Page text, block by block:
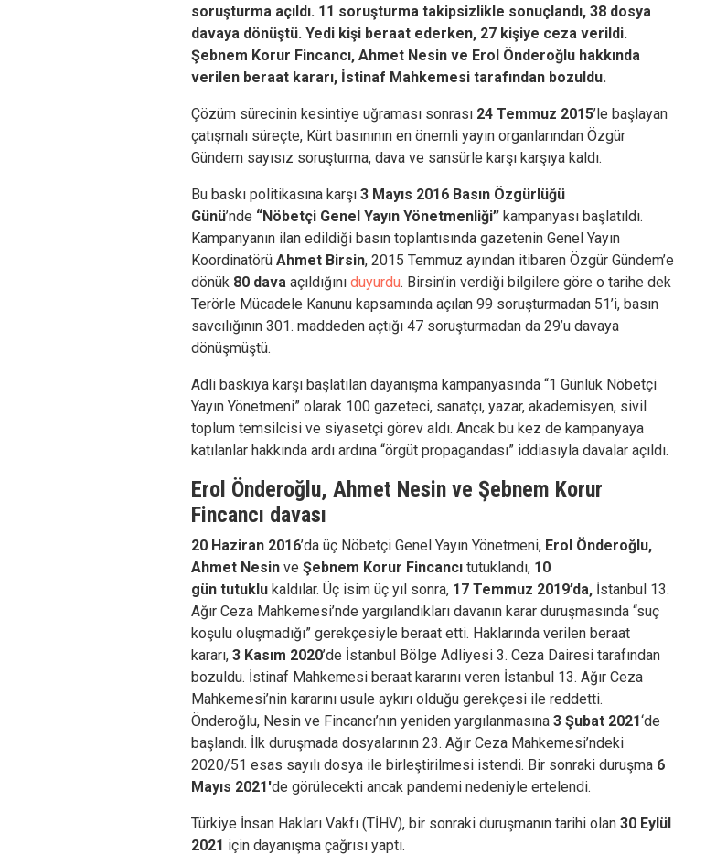
soruşturma açıldı. 11 soruşturma takipsizlikle sonuçlandı, 38 dosya
davaya dönüştü. Yedi kişi beraat ederken, 27 kişiye ceza verildi.
Şebnem Korur Fincancı, Ahmet Nesin ve Erol Önderoğlu hakkında
verilen beraat kararı, İstinaf Mahkemesi tarafından bozuldu.
Çözüm sürecinin kesintiye uğraması sonrası 24 Temmuz 2015’le başlayan
çatışmalı süreçte, Kürt basınının en önemli yayın organlarından Özgür
Gündem sayısız soruşturma, dava ve sansürle karşı karşıya kaldı.
Bu baskı politikasına karşı 3 Mayıs 2016 Basın Özgürlüğü
Günü’nde “Nöbetçi Genel Yayın Yönetmenliği” kampanyası başlatıldı.
Kampanyanın ilan edildiği basın toplantısında gazetenin Genel Yayın
Koordinatörü Ahmet Birsin, 2015 Temmuz ayından itibaren Özgür Gündem’e
dönük 80 dava açıldığını duyurdu. Birsin’in verdiği bilgilere göre o tarihe dek
Terörle Mücadele Kanunu kapsamında açılan 99 soruşturmadan 51’i, basın
savcılığının 301. maddeden açtığı 47 soruşturmadan da 29’u davaya
dönüşmüştü.
Adli baskıya karşı başlatılan dayanışma kampanyasında “1 Günlük Nöbetçi
Yayın Yönetmeni” olarak 100 gazeteci, sanatçı, yazar, akademisyen, sivil
toplum temsilcisi ve siyasetçi görev aldı. Ancak bu kez de kampanyaya
katılanlar hakkında ardı ardına “örgüt propagandası” iddiasıyla davalar açıldı.
Erol Önderoğlu, Ahmet Nesin ve Şebnem Korur
Fincancı davası
20 Haziran 2016’da üç Nöbetçi Genel Yayın Yönetmeni, Erol Önderoğlu,
Ahmet Nesin ve Şebnem Korur Fincancı tutuklandı, 10
gün tutuklu kaldılar. Üç isim üç yıl sonra, 17 Temmuz 2019’da, İstanbul 13.
Ağır Ceza Mahkemesi’nde yargılandıkları davanın karar duruşmasında “suç
koşulu oluşmadığı” gerekçesiyle beraat etti. Haklarında verilen beraat
kararı, 3 Kasım 2020’de İstanbul Bölge Adliyesi 3. Ceza Dairesi tarafından
bozuldu. İstinaf Mahkemesi beraat kararını veren İstanbul 13. Ağır Ceza
Mahkemesi’nin kararını usule aykırı olduğu gerekçesi ile reddetti.
Önderoğlu, Nesin ve Fincancı’nın yeniden yargılanmasına 3 Şubat 2021‘de
başlandı. İlk duruşmada dosyalarının 23. Ağır Ceza Mahkemesi’ndeki
2020/51 esas sayılı dosya ile birleştirilmesi istendi. Bir sonraki duruşma 6
Mayıs 2021′de görülecekti ancak pandemi nedeniyle ertelendi.
Türkiye İnsan Hakları Vakfı (TİHV), bir sonraki duruşmanın tarihi olan 30 Eylül
2021 için dayanışma çağrısı yaptı.